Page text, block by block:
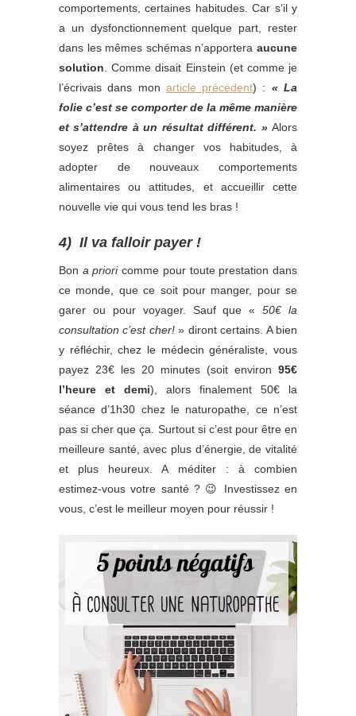
comportements, certaines habitudes. Car s’il y
a un dysfonctionnement quelque part, rester
dans les mêmes schémas n’apportera aucune
solution. Comme disait Einstein (et comme je
l’écrivais dans mon article précédent) : « La
folie c’est se comporter de la même manière
et s’attendre à un résultat différent. » Alors
soyez prêtes à changer vos habitudes, à
adopter de nouveaux comportements
alimentaires ou attitudes, et accueillir cette
nouvelle vie qui vous tend les bras !
4) Il va falloir payer !
Bon a prioricomme pour toute prestation dans
ce monde, que ce soit pour manger, pour se
garer ou pour voyager. Sauf que «50€ la
consultation c’est cher!» diront certains. A bien
y réfléchir, chez le médecin généraliste, vous
payez 23€ les 20 minutes (soit environ 95€
l’heure et demi), alors finalement 50€ la
séance d’1h30 chez le naturopathe, ce n’est
pas si cher que ça. Surtout si c’est pour être en
meilleure santé, avec plus d’énergie, de vitalité
et plus heureux. A méditer : à combien
estimez-vous votre santé ? 😉 Investissez en
vous, c’est le meilleur moyen pour réussir !